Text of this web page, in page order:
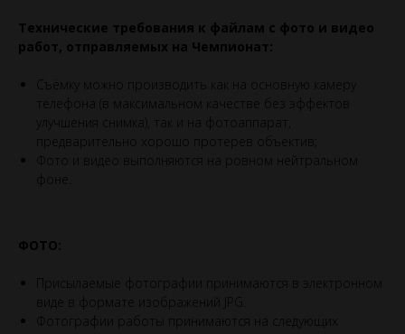
Технические требования к файлам с фото и видео
работ, отправляемых на Чемпионат:
Съёмку можно производить как на основную камеру
телефона (в максимальном качестве без эффектов
улучшения снимка), так и на фотоаппарат,
предварительно хорошо протерев объектив;
Фото и видео выполняются на ровном нейтральном
фоне.
ФОТО:
Присылаемые фотографии принимаются в электронном
виде в формате изображений JPG.
Фотографии работы принимаются на следующих